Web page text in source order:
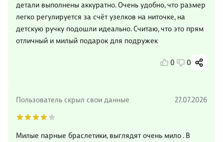
детали выполнены аккуратно. Очень удобно, что размер
легко регулируется за счёт узелков на ниточке, на
детскую ручку подошли идеально. Считаю, что это прям
отличный и милый подарок для подружек
0 0
Пользователь скрыл свои данные 27.07.2026
Милые парные браслетики, выглядят очень мило . В